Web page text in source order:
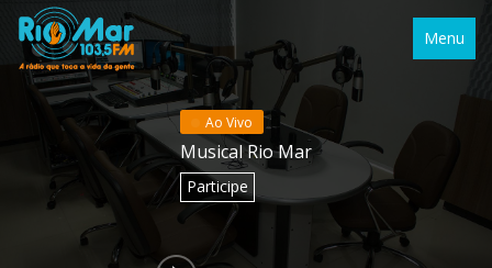
Menu
Ao Vivo
Musical Rio Mar
Participe